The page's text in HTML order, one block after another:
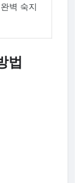
벽 숙지
법